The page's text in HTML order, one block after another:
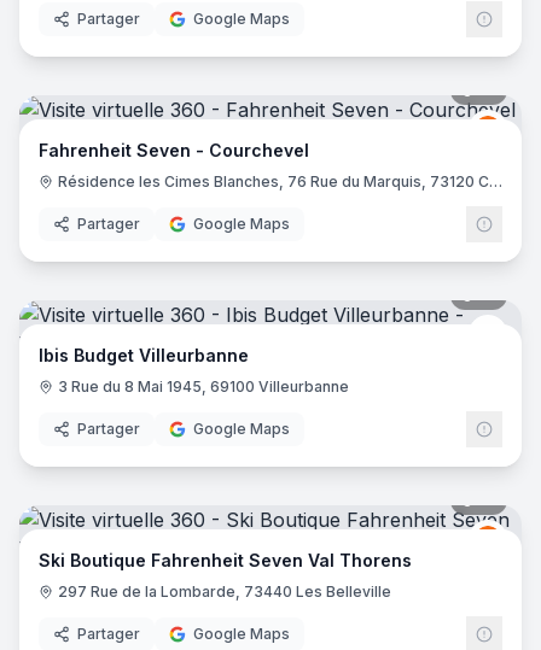
Partager Google Maps
Fahrenheit Seven - Courchevel
Résidence les Cimes Blanches, 76 Rue du Marquis, 73120 Courchevel
Partager Google Maps
Ibis
Ibis Budget Villeurbanne
3 Rue du 8 Mai 1945, 69100 Villeurbanne
Partager Google Maps
Ski Boutique Fahrenheit Seven Val Thorens
297 Rue de la Lombarde, 73440 Les Belleville
Partager Google Maps